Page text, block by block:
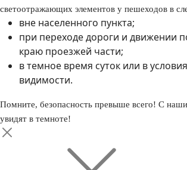
светоотражающих элементов у пешеходов в
вне населенного пункта;
при переходе дороги и движении
краю проезжей части;
в темное время суток или в
видимости.
Помните, безопасность превыше всего! С
увидят в темноте!